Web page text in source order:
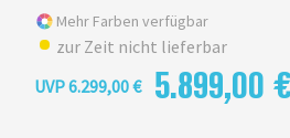
Mehr Farben verfügbar
zur Zeit nicht lieferbar
UVP 6.299,00 €
5.899,00